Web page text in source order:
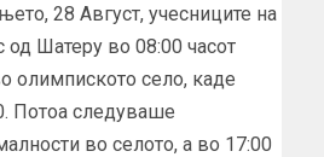
28 Август, учесниците на
од Шатеру во 08:00 часот
олимпиското село, каде
Потоа следуваше
во селото, а во 17:00